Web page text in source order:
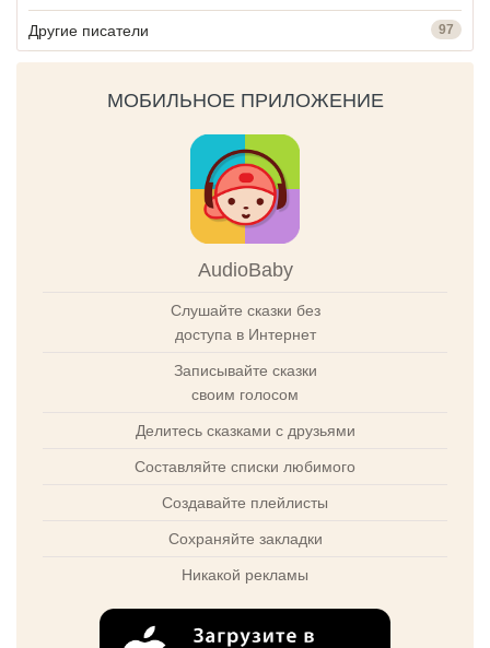
Другие писатели 97
МОБИЛЬНОЕ ПРИЛОЖЕНИЕ
AudioBaby
Слушайте сказки без
доступа в Интернет
Записывайте сказки
своим голосом
Делитесь сказками с друзьями
Составляйте списки любимого
Создавайте плейлисты
Сохраняйте закладки
Никакой рекламы